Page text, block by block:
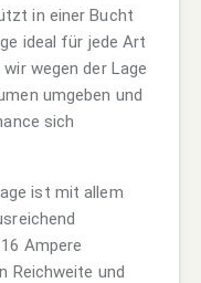
in einer Bucht
ideal für jede Art
wegen der Lage
umgeben und
sich
ist mit allem
Ampere
Reichweite und